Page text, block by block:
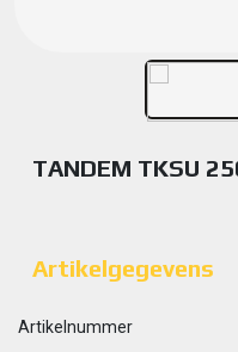
TANDEM TKSU
Artikelgegevens
Artikelnummer